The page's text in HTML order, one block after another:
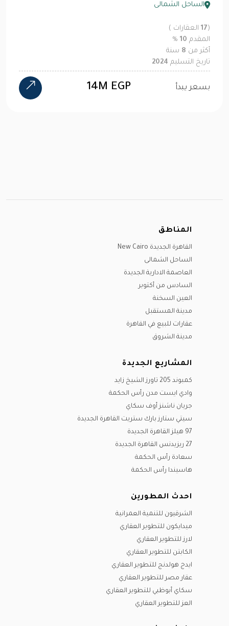
الساحل الشمالى
(
17 العقارات )
المقدم 10
%
أكثر من 8 سنة
تاريخ التسليم 2024
بسعر يبدأ 14M EGP
المناطق
القاهرة الجديدة New Cairo
الساحل الشمالى
العاصمة الادارية الجديدة
السادس من أكتوبر
العين السخنة
مدينة المستقبل
عقارات للبيع في القاهرة
مدينة الشروق
المشاريع الجديدة
كمبوند 205 تاورز الشيخ زايد
وادي ايست مدن رأس الحكمة
جريان ناشنز أوف سكاي
سيتي ستارز بارك ستريت القاهرة الجديدة
97 هيلز القاهرة الجديدة
27 ريزيدنس القاهرة الجديدة
سعادة رأس الحكمة
هاسيندا رأس الحكمة
احدث المطورين
الشرقيون للتنمية العمرانية
ميدايكون للتطوير العقاري
لارز للتطوير العقاري
الكابتن للتطوير العقاري
ايدج هولدنج للتطوير العقاري
عقار مصر للتطوير العقاري
سكاي أبوظبي للتطوير العقاري
العز للتطوير العقاري